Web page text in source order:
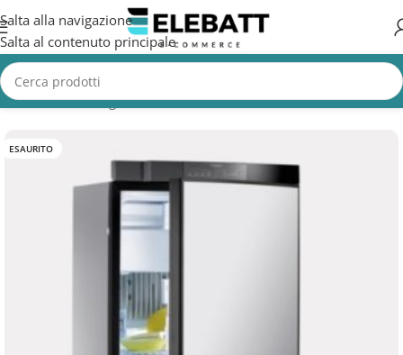
Salta alla navigazione
Salta al contenuto principale
Home/Non Categorizzata
ESAURITO